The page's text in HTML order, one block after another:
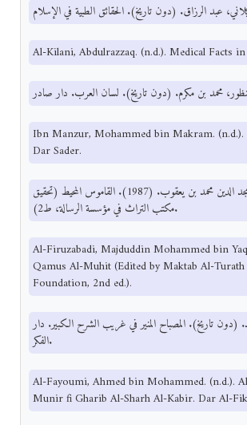
Al-Kilani, Abdulrazzaq. (n.d.). Medical Facts
Ibn Manzur, Mohammed bin Makram.
Dar Sader.
الفيروز آبادي، مجد الدين محمد بن يعقوب. (1987). القاموس المحيط (تحقيق
مكتب التراث في مؤسسة الرسالة، ط2).
Al-Firuzabadi, Majduddin Mohammed bin
Qamus Al-Muhit (Edited by Maktab Al-
Foundation, 2nd ed.).
(دون تاريخ). المصباح المنير في غريب الشرح الكبير. دار
الفكر.
Al-Fayoumi, Ahmed bin Mohammed. (n.d.).
Munir fi Gharib Al-Sharh Al-Kabir. Dar Al-